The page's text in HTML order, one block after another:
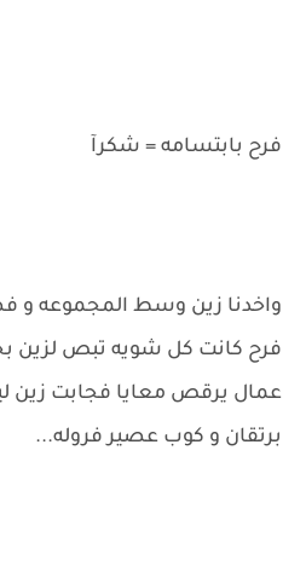
فرح بابتسامه = شكرآ
واخدنا زين وسط المجموعه و
فرح كانت كل شويه تبص لزين
عمال يرقص معايا فجابت زين
برتقان و كوب عصير فروله...